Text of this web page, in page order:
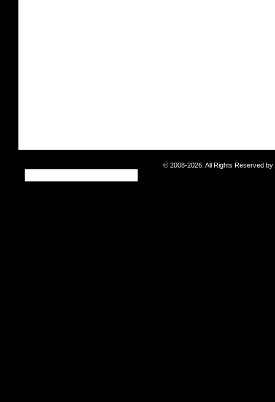
© 2008-2026. All Rights Reserved